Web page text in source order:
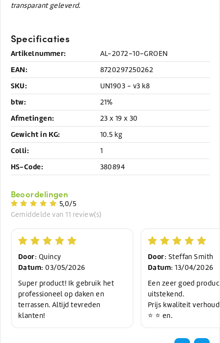
transparant geleverd.
Specificaties
Artikelnummer: AL-2072-10-GROEN
EAN: 8720297250262
SKU: UN1903 - v3 k8
btw: 21%
Afmetingen: 23 x 19 x 30
Gewicht in KG: 10.5 kg
Colli: 1
HS-Code: 380894
Beoordelingen
5,0/5
Gemiddelde van 11 review(s)
Door: Quincy
Datum: 03/05/2026
Super product! Ik gebruik het
professioneel op daken en
terrassen. Altijd tevreden
klanten!
Door: Steffan Smith
Datum: 13/04/2026
Een zeer goed
uitstekend.
Prijs kwaliteit
⭐️ ⭐️ en.